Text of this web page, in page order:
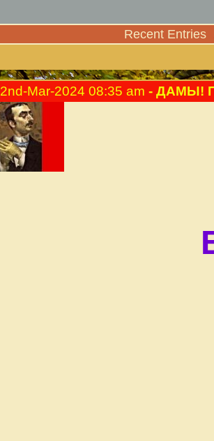
Recent Entries
2nd-Mar-2024 08:35 am - ДАМЫ!